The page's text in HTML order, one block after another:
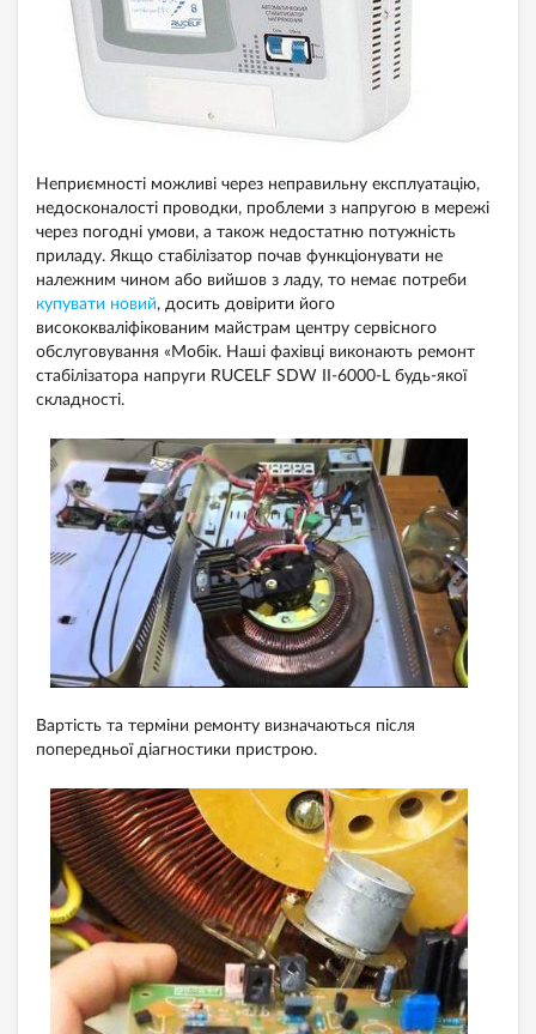
Неприємності можливі через неправильну експлуатацію,
недосконалості проводки, проблеми з напругою в мережі
через погодні умови, а також недостатню потужність
приладу. Якщо стабілізатор почав функціонувати не
належним чином або вийшов з ладу, то немає потреби
купувати новий, досить довірити його
висококваліфікованим майстрам центру сервісного
обслуговування «Мобік. Наші фахівці виконають ремонт
стабілізатора напруги RUCELF SDW II-6000-L будь-якої
складності.
Вартість та терміни ремонту визначаються після
попередньої діагностики пристрою.